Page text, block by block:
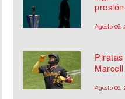
Agosto 06,
Agosto 06,